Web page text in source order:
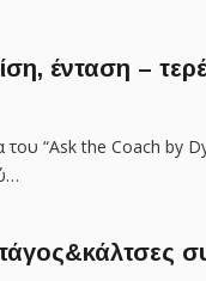
ένταση –
“Ask the Coach by